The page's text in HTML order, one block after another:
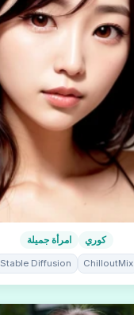
امرأة جميلة كوري
Stable Diffusion ChilloutMix